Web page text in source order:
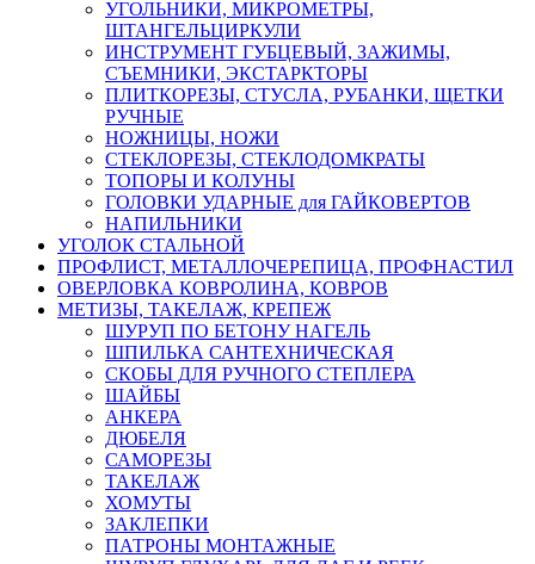
УГОЛЬНИКИ, МИКРОМЕТРЫ,
ШТАНГЕЛЬЦИРКУЛИ
ИНСТРУМЕНТ ГУБЦЕВЫЙ, ЗАЖИМЫ,
СЪЕМНИКИ, ЭКСТАРКТОРЫ
ПЛИТКОРЕЗЫ, СТУСЛА, РУБАНКИ, ЩЕТКИ
РУЧНЫЕ
НОЖНИЦЫ, НОЖИ
СТЕКЛОРЕЗЫ, СТЕКЛОДОМКРАТЫ
ТОПОРЫ И КОЛУНЫ
ГОЛОВКИ УДАРНЫЕ для ГАЙКОВЕРТОВ
НАПИЛЬНИКИ
УГОЛОК СТАЛЬНОЙ
ПРОФЛИСТ, МЕТАЛЛОЧЕРЕПИЦА, ПРОФНАСТИЛ
ОВЕРЛОВКА КОВРОЛИНА, КОВРОВ
МЕТИЗЫ, ТАКЕЛАЖ, КРЕПЕЖ
ШУРУП ПО БЕТОНУ НАГЕЛЬ
ШПИЛЬКА САНТЕХНИЧЕСКАЯ
СКОБЫ ДЛЯ РУЧНОГО СТЕПЛЕРА
ШАЙБЫ
АНКЕРА
ДЮБЕЛЯ
САМОРЕЗЫ
ТАКЕЛАЖ
ХОМУТЫ
ЗАКЛЕПКИ
ПАТРОНЫ МОНТАЖНЫЕ